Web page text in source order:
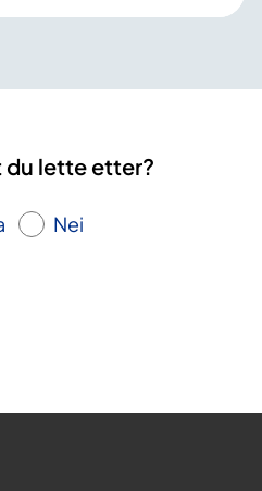
du lette etter?
Nei